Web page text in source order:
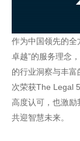
作为中国领先的全
卓越”的服务理念
的行业洞察与丰
次荣获The Legal
高度认可，也激励
共迎智慧未来。